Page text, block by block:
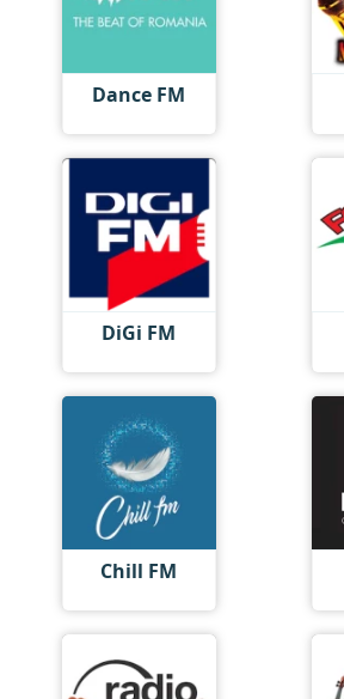
Dance FM
DiGi FM
Chill FM